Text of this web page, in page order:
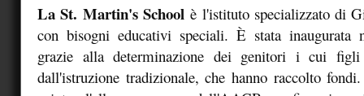
La St. Martin's Schoolè l'istituto specializzato di
con bisogni educativi speciali. È stata inaugurata
grazie alla determinazione dei genitori i cui figli
dall'istruzione tradizionale, che hanno raccolto